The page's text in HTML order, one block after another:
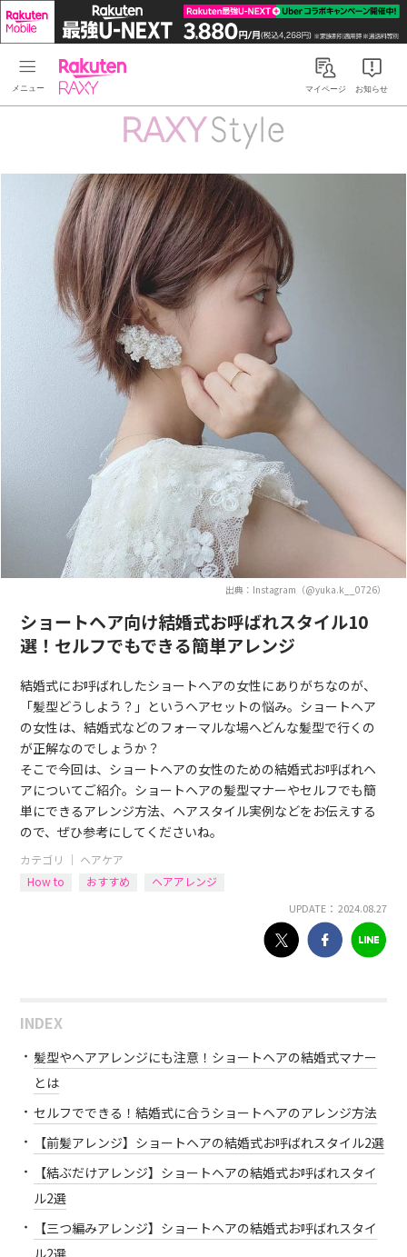
Rakuten RAXYマイページ お知らせ
出典：Instagram（@yuka.k__0726）
ショートヘア向け結婚式お呼ばれスタイル10
選！セルフでもできる簡単アレンジ
結婚式にお呼ばれしたショートヘアの女性にありがちなのが、
「髪型どうしよう？」というヘアセットの悩み。ショートヘア
の女性は、結婚式などのフォーマルな場へどんな髪型で行くの
が正解なのでしょうか？
そこで今回は、ショートヘアの女性のための結婚式お呼ばれヘ
アについてご紹介。ショートヘアの髪型マナーやセルフでも簡
単にできるアレンジ方法、ヘアスタイル実例などをお伝えする
ので、ぜひ参考にしてくださいね。
カテゴリ ｜ ヘアケア
How to
おすすめ ヘアアレンジ
UPDATE： 2024.08.27
INDEX
髪型やヘアアレンジにも注意！ショートヘアの結婚式マナー
とは
セルフでできる！結婚式に合うショートヘアのアレンジ方法
【前髪アレンジ】ショートヘアの結婚式お呼ばれスタイル2選
【結ぶだけアレンジ】ショートヘアの結婚式お呼ばれスタイ
ル2選
【三つ編みアレンジ】ショートヘアの結婚式お呼ばれスタイ
ル2選